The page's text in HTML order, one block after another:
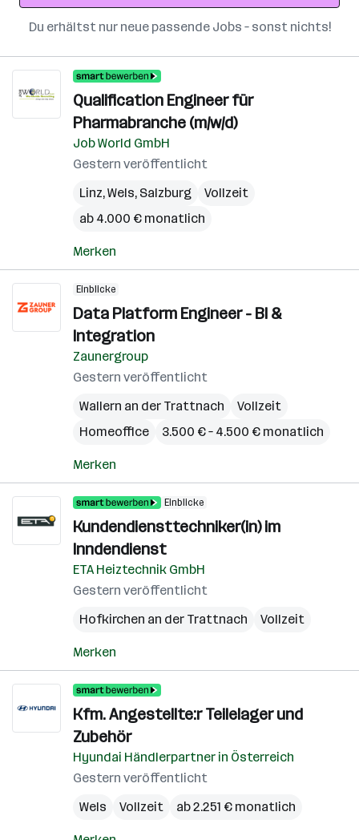
Du erhältst nur neue passende Jobs – sonst nichts!
Qualification Engineer für
Pharmabranche (m/w/d)
Job World GmbH
Gestern veröffentlicht
Linz,Wels, Salzburg
Vollzeit
ab 4.000 € monatlich
Merken
Einblicke
Data Platform Engineer - BI &
Integration
Zaunergroup
Gestern veröffentlicht
Wallern an der Trattnach
Vollzeit
Homeoffice
3.500 € – 4.500 € monatlich
Merken
Einblicke
Kundendiensttechniker(in) im
Inndendienst
ETA Heiztechnik GmbH
Gestern veröffentlicht
Hofkirchen an der Trattnach
Vollzeit
Merken
Kfm. Angestellte:r Teilelager und
Zubehör
Hyundai Händlerpartner in Österreich
Gestern veröffentlicht
Wels
Vollzeit ab 2.251 € monatlich